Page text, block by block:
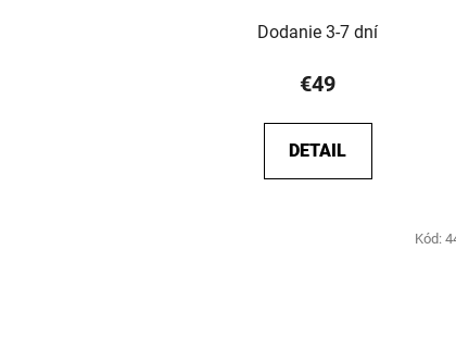
Dodanie 3-7 dní
€49
DETAIL
Kód: